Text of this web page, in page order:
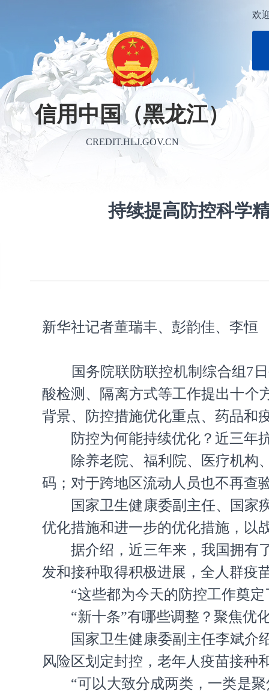
信用中国（黑龙江）
CREDIT.HLJ.GOV.CN
欢
持续提高防控科学
新华社记者董瑞丰、彭韵佳、李恒
国务院联防联控机制综合组7
酸检测、隔离方式等工作提出十个
背景、防控措施优化重点、药品和
防控为何能持续优化？近三年
除养老院、福利院、医疗机构
码；对于跨地区流动人员也不再
国家卫生健康委副主任、国家
优化措施和进一步的优化措施，以
据介绍，近三年来，我国拥有
发和接种取得积极进展，全人群疫
“这些都为今天的防控工作奠
“新十条”有哪些调整？聚焦优
国家卫生健康委副主任李斌介
风险区划定封控，老年人疫苗接种
“可以大致分成两类，一类是